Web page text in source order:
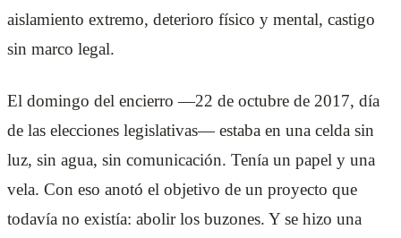
aislamiento extremo, deterioro físico y mental, castigo
sin marco legal.
El domingo del encierro —22 de octubre de 2017, día
de las elecciones legislativas— estaba en una celda sin
luz, sin agua, sin comunicación. Tenía un papel y una
vela. Con eso anotó el objetivo de un proyecto que
todavía no existía: abolir los buzones. Y se hizo una